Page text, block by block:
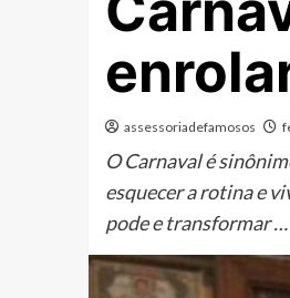
assessoriadefamosos
O Carnaval é
esquecer a rotina e
pode e transformar …